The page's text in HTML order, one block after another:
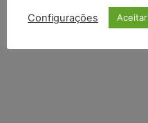
Configurações Aceitar